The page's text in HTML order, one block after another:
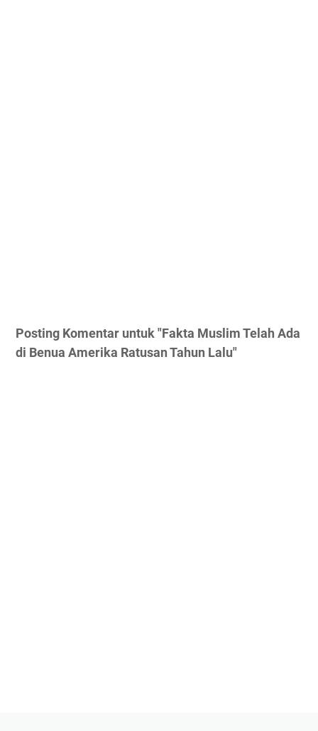
Posting Komentar untuk "Fakta Muslim Telah Ada
di Benua Amerika Ratusan Tahun Lalu"